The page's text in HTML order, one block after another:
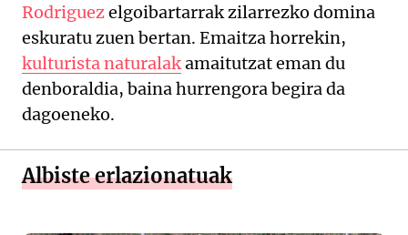
Rodriguezelgoibartarrak zilarrezko domina
eskuratu zuen bertan. Emaitza horrekin,
kulturista naturalakamaitutzat eman du
denboraldia, baina hurrengora begira da
dagoeneko.
Albiste erlazionatuak